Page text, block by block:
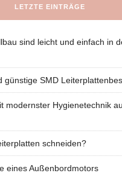
LETZTE EINTRÄGE
sind leicht und einfach in
günstige SMD
modernster Hygienetechnik
schneiden?
eines Außenbordmotors